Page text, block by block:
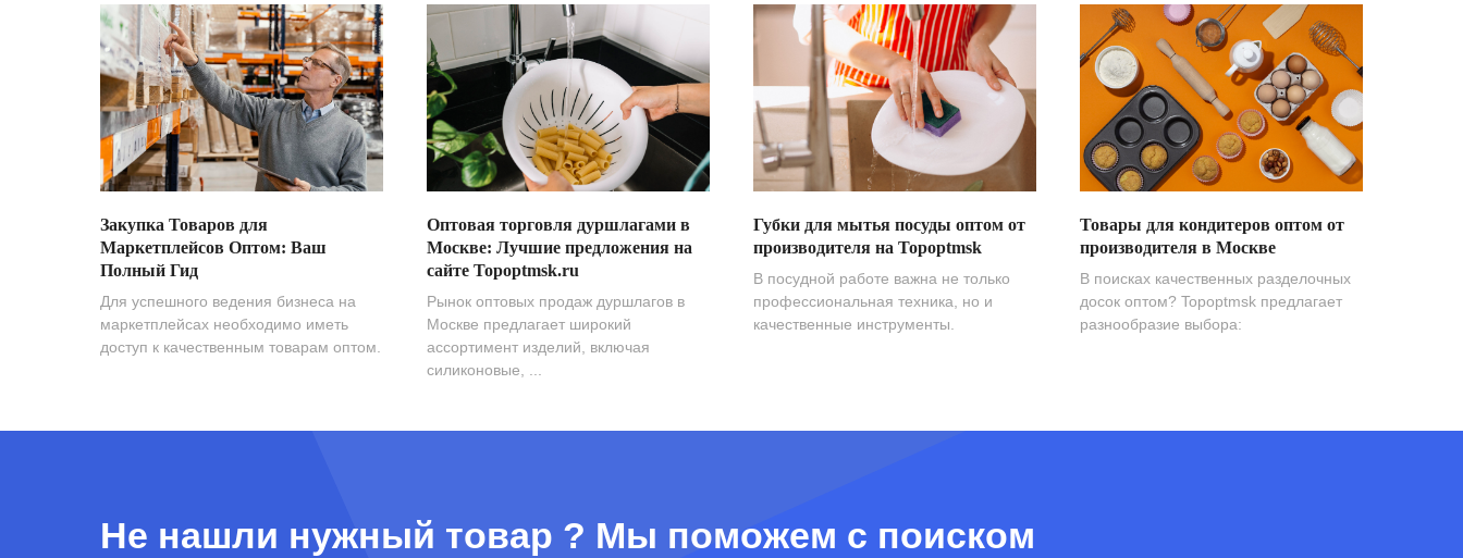
Закупка Товаров для
Маркетплейсов Оптом: Ваш
Полный Гид
Для успешного ведения бизнеса на
маркетплейсах необходимо иметь
доступ к качественным товарам оптом.
Оптовая торговля дуршлагами в
Москве: Лучшие предложения на
сайте Topoptmsk.ru
Рынок оптовых продаж дуршлагов в
Москве предлагает широкий
ассортимент изделий, включая
силиконовые, ...
Губки для мытья посуды оптом от
производителя на Topoptmsk
В посудной работе важна не только
профессиональная техника, но и
качественные инструменты.
Товары для кондитеров оптом от
производителя в Москве
В поисках качественных разделочных
досок оптом? Topoptmsk предлагает
разнообразие выбора:
Не нашли нужный товар ? Мы поможем с поиском